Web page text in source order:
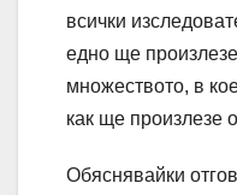
всички
едно ще
множеството, в
как ще произлезе
Обяснявайки